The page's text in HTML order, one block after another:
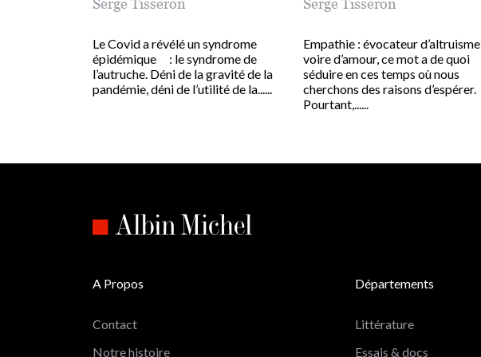
Le Covid a révélé un syndrome
épidémique : le syndrome de
l’autruche. Déni de la gravité de la
pandémie, déni de l’utilité de la......
Empathie : évocateur d’altruisme,
voire d’amour, ce mot a de quoi
séduire en ces temps où nous
cherchons des raisons d’espérer.
Pourtant,......
A Propos
Contact
Notre histoire
Départements
Littérature
Essais & docs